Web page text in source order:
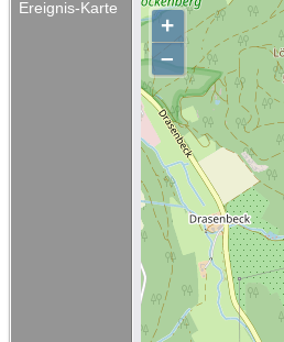
Ereignis-Karte
+
–